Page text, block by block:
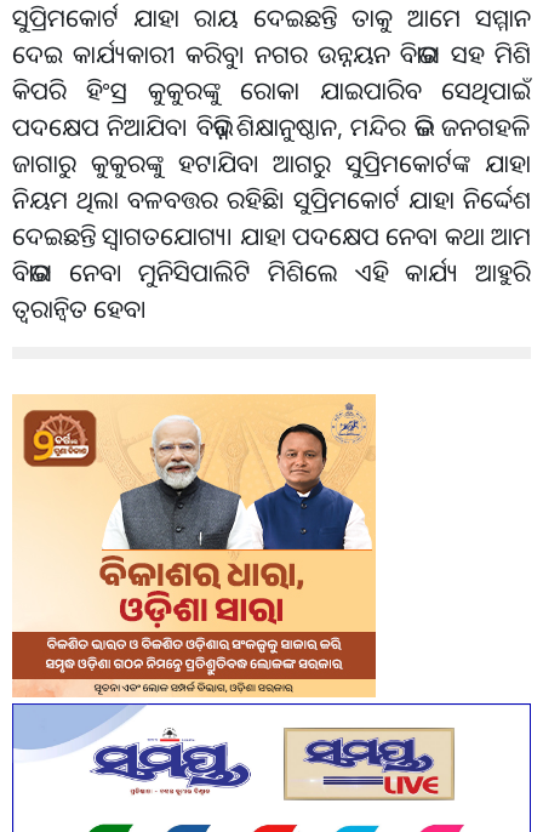
ସୁପ୍ରିମକୋର୍ଟ ଯାହା ରାୟ ଦେଇଛନ୍ତି ତାକୁ ଆମେ ସମ୍ମାନ
ଦେଇ କାର୍ଯ୍ୟକାରୀ କରିବୁ। ନଗର ଉନ୍ନୟନ ବିଭାଗ ସହ ମିଶି
କିପରି ହିଂସ୍ର କୁକୁରଙ୍କୁ ରୋକା ଯାଇପାରିବ ସେଥିପାଇଁ
ପଦକ୍ଷେପ ନିଆଯିବ। ବିଭିନ୍ନ ଶିକ୍ଷାନୁଷ୍ଠାନ, ମନ୍ଦିର ଭଳି ଜନଗହଳି
ଜାଗାରୁ କୁକୁରଙ୍କୁ ହଟାଯିବ। ଆଗରୁ ସୁପ୍ରିମକୋର୍ଟଙ୍କ ଯାହା
ନିୟମ ଥିଲା ବଳବତ୍ତର ରହିଛି। ସୁପ୍ରିମକୋର୍ଟ ଯାହା ନିର୍ଦ୍ଦେଶ
ଦେଇଛନ୍ତି ସ୍ୱାଗତଯୋଗ୍ୟ। ଯାହା ପଦକ୍ଷେପ ନେବା କଥା ଆମ
ବିଭାଗ ନେବ। ମୁନିସିପାଲିଟି ମିଶିଲେ ଏହି କାର୍ଯ୍ୟ ଆହୁରି
ତ୍ୱରାନ୍ୱିତ ହେବ।